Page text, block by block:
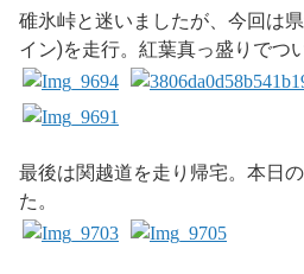
碓氷峠と迷いましたが、今回は
イン)を走行。紅葉真っ盛りでつ
最後は関越道を走り帰宅。本日
た。